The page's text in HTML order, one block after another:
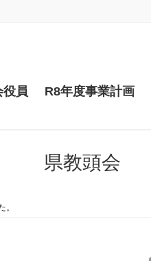
役員 R8年度事業計画
県教頭会
。